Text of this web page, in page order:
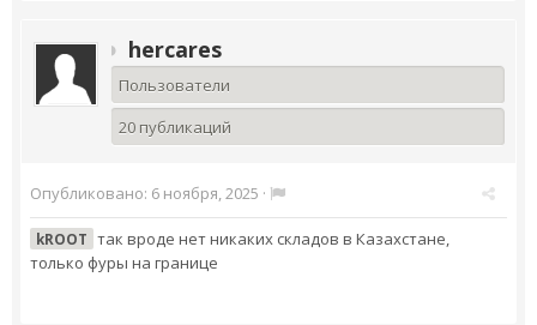
hercares
Пользователи
20 публикаций
Опубликовано: 6 ноября, 2025 ·
kROOT так вроде нет никаких складов в Казахстане,
только фуры на границе